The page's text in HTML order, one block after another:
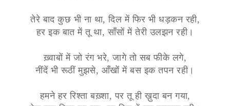
तेरे बाद कुछ भी ना था, दिल में फिर भी धड़कन रही,
हर इक बात में तू था, साँसों में तेरी उलझन रही।
ख़्वाबों में जो रंग भरे, जागे तो सब फीके लगे,
नींदें भी रूठीं मुझसे, आँखों में बस इक तपन रही।
हमने हर रिश्ता बख़्शा, पर तू ही ख़ुदा बन गया,